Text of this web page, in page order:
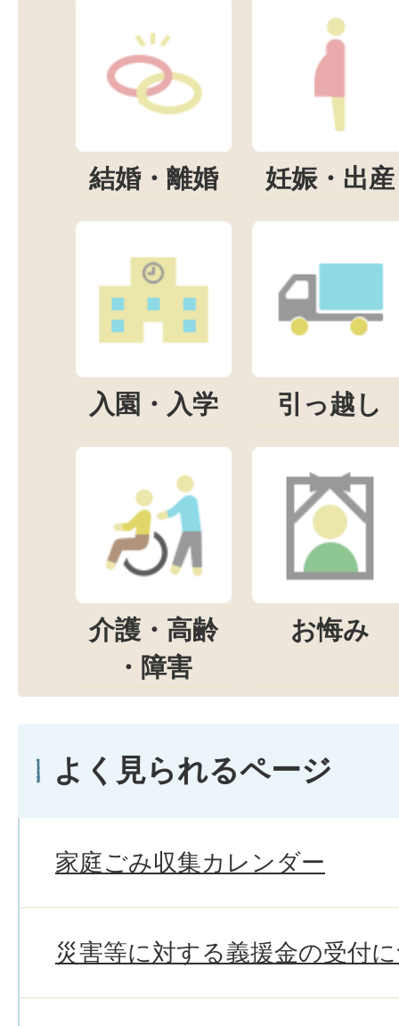
結婚・離婚 妊娠・出産
入園・入学 引っ越し
介護・高齢
・障害
お悔み
よく見られるページ
家庭ごみ収集カレンダー
災害等に対する義援金の受付